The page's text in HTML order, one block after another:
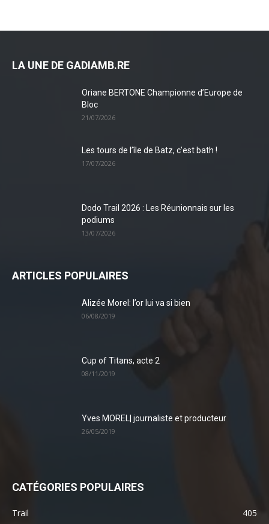
LA UNE DE GADIAMB.RE
Oriane BERTONE Championne d’Europe de
Bloc
21/07/2026
Les tours de l’île de Batz, c’est bath !
17/07/2026
Dodo Trail 2026 : Les Réunionnais sur les
podiums
13/07/2026
ARTICLES POPULAIRES
Alizée Morel: l’or lui va si bien
06/08/2019
Cup of Titans, acte 2
08/11/2019
Yves MOREL| journaliste et producteur
26/05/2019
CATÉGORIES POPULAIRES
Trail
405